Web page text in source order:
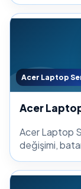
Acer Laptop
Acer
Acer Laptop
değişimi,